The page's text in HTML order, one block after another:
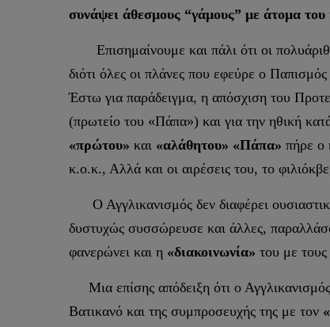
συνάψει άθεσμους “γάμους” με άτομα του
Επισημαίνουμε και πάλι ότι οι
διότι όλες οι πλάνες που εφεύρε ο
Έστω για παράδειγμα, η απόσχιση του
(πρωτείο του «Πάπα») και για την ηθική
«πρώτου» και «αλάθητου» «Πάπα» πήρε ο
κ.ο.κ., Αλλά και οι αιρέσεις του, το
Ο Αγγλικανισμός δεν διαφέρει
δυστυχώς συσσώρευσε και άλλες,
φανερώνει και η «διακοινωνία» του με τους
Μια επίσης απόδειξη ότι ο Αγγλικανισμός
Βατικανό και της συμπροσευχής της με τον